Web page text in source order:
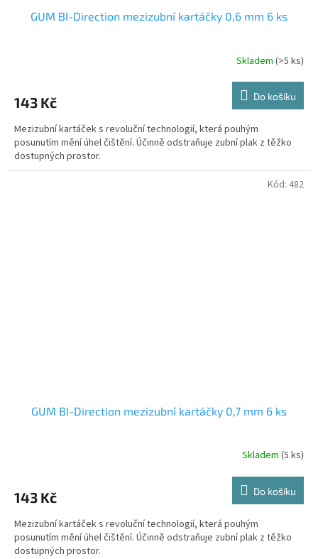
GUM BI-Direction mezizubní kartáčky 0,6 mm 6 ks
Skladem (>5 ks)
143 Kč Do košíku
Mezizubní kartáček s revoluční technologií, která pouhým
posunutím mění úhel čištění. Účinně odstraňuje zubní plak z těžko
dostupných prostor.
GUM BI-Direction mezizubní kartáčky 0,7 mm 6 ks
Skladem (5 ks)
143 Kč Do košíku
Mezizubní kartáček s revoluční technologií, která pouhým
posunutím mění úhel čištění. Účinně odstraňuje zubní plak z těžko
dostupných prostor.
Kód: 482